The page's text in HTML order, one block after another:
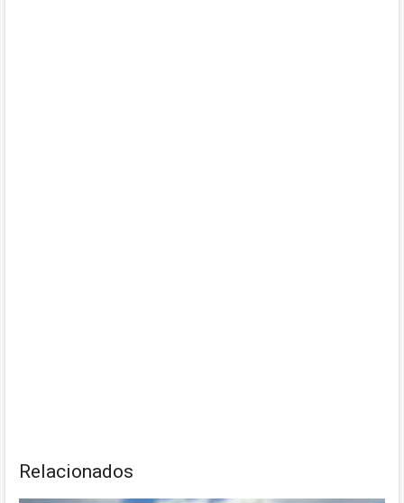
Relacionados